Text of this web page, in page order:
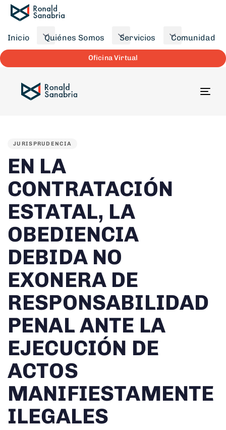
Skip links
Skip to primary navigation
Skip to content
Inicio Quiénes Somos Servicios Comunidad
Oficina Virtual
JURISPRUDENCIA
EN LA
CONTRATACIÓN
ESTATAL, LA
OBEDIENCIA
DEBIDA NO
EXONERA DE
RESPONSABILIDAD
PENAL ANTE LA
EJECUCIÓN DE
ACTOS
MANIFIESTAMENTE
ILEGALES